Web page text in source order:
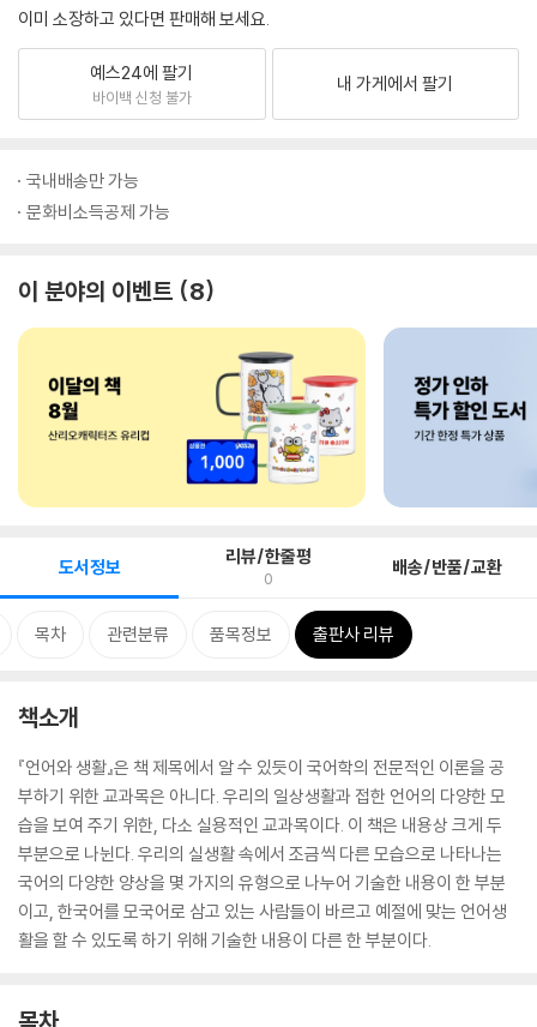
이미 소장하고 있다면 판매해 보세요.
예스24에 팔기
바이백 신청 불가
내 가게에서 팔기
국내배송만 가능
문화비소득공제 가능
이 분야의 이벤트 8
도서정보 리뷰/한줄평
0 배송/반품/교환
목차 관련분류 품목정보 출판사 리뷰
책소개
『언어와 생활』은 책 제목에서 알 수 있듯이 국어학의 전문적인 이론을 공
부하기 위한 교과목은 아니다. 우리의 일상생활과 접한 언어의 다양한 모
습을 보여 주기 위한, 다소 실용적인 교과목이다. 이 책은 내용상 크게 두
부분으로 나뉜다. 우리의 실생활 속에서 조금씩 다른 모습으로 나타나는
국어의 다양한 양상을 몇 가지의 유형으로 나누어 기술한 내용이 한 부분
이고, 한국어를 모국어로 삼고 있는 사람들이 바르고 예절에 맞는 언어생
활을 할 수 있도록 하기 위해 기술한 내용이 다른 한 부분이다.
목차